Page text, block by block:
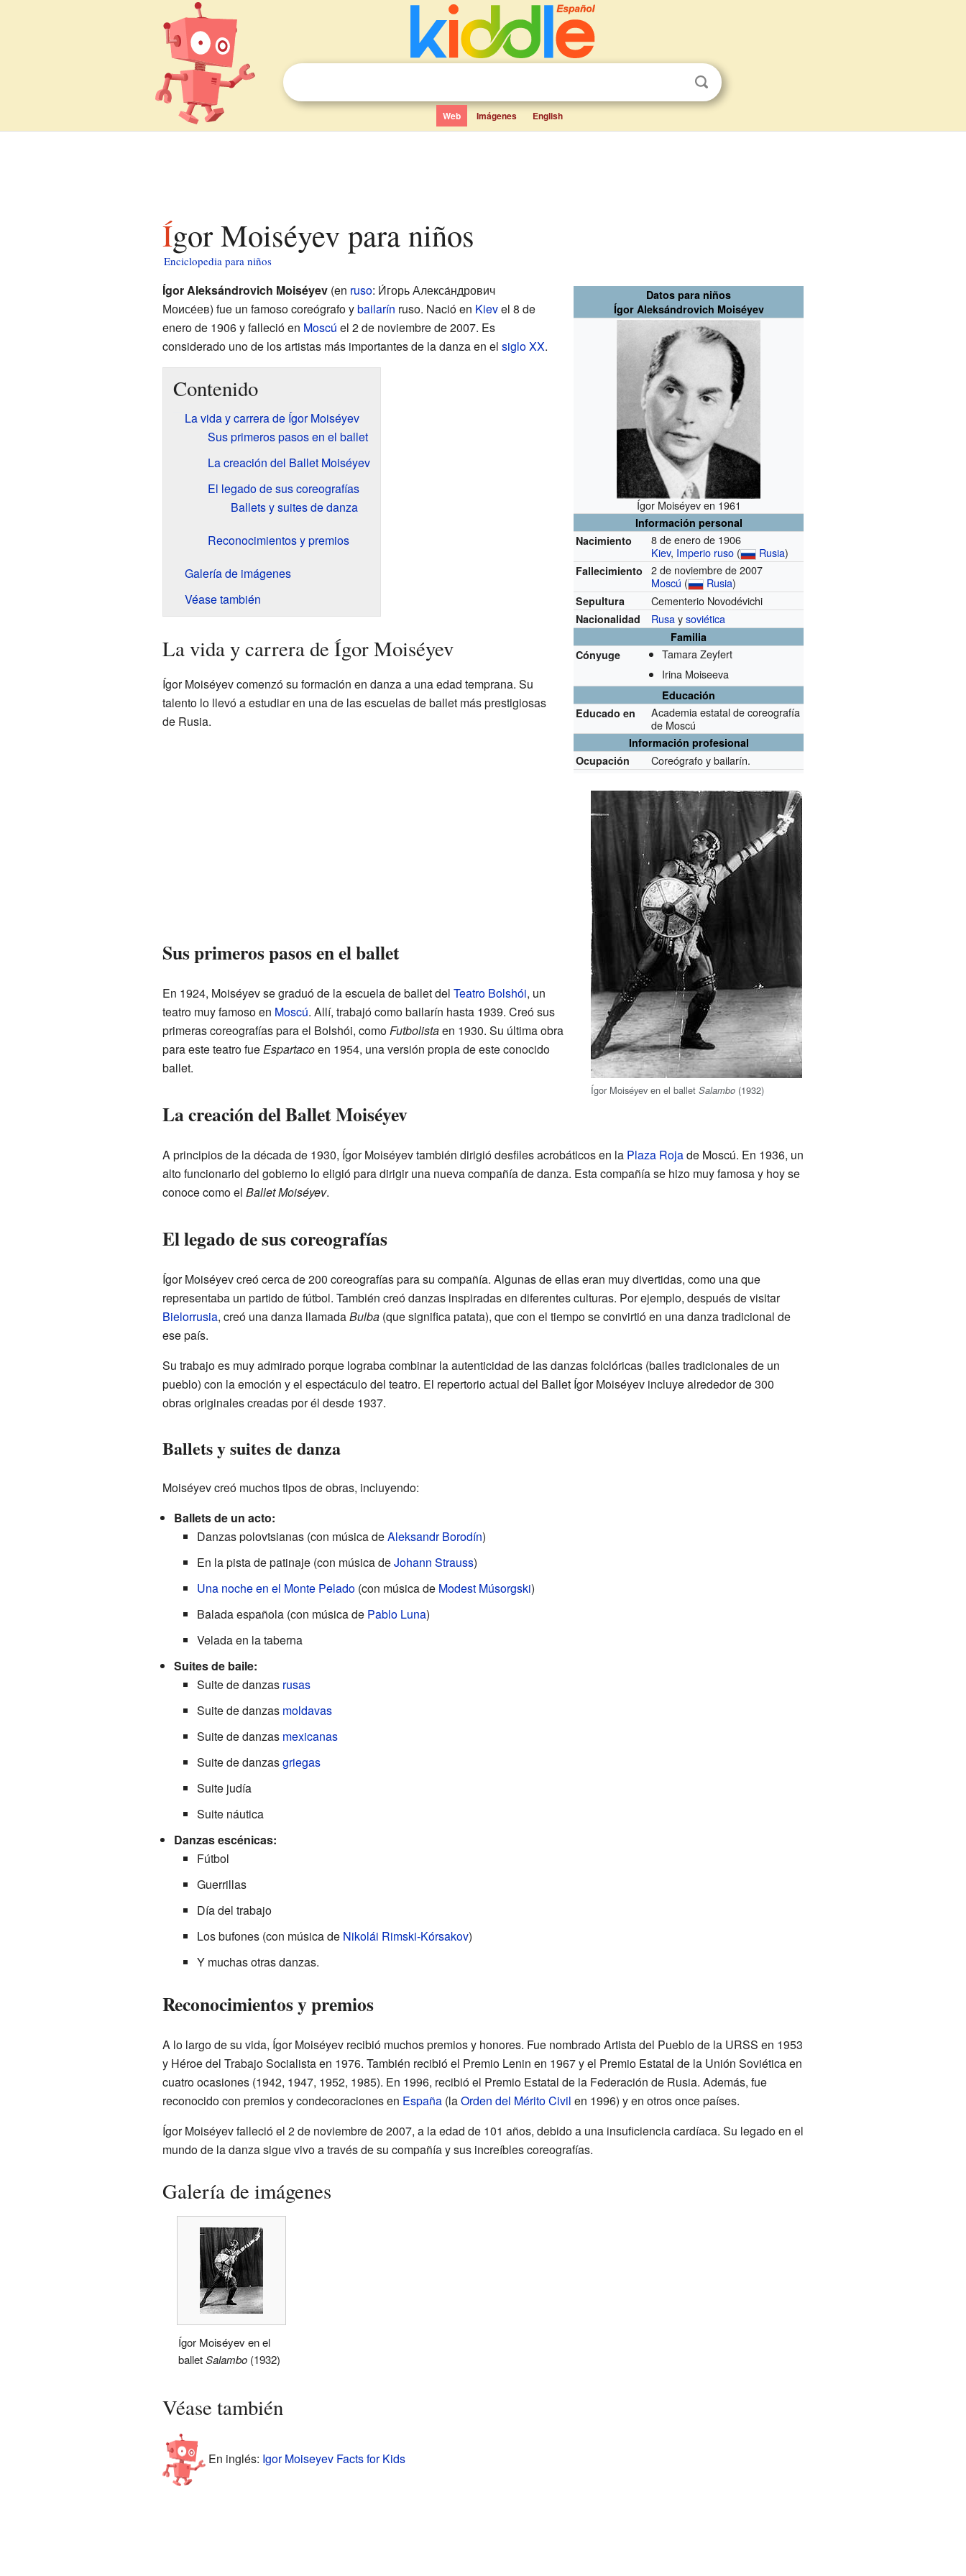
Web Imágenes English
Ígor Moiséyev para niños
Enciclopedia para niños
Datos para niños
Ígor Aleksándrovich Moiséyev
Ígor Moiséyev en 1961
Información personal
Nacimiento
8 de enero de 1906
Kiev, Imperio ruso ( Rusia)
Fallecimiento
2 de noviembre de 2007
Moscú ( Rusia)
Sepultura Cementerio Novodévichi
Nacionalidad Rusaysoviética
Familia
Cónyuge
Tamara Zeyfert
Irina Moiseeva
Educación
Educado en
Academia estatal de coreografía
de Moscú
Información profesional
Ocupación
Coreógrafo y bailarín.
Ígor Moiséyev en el balletSalambo (1932)
Ígor Aleksándrovich Moiséyev(en ruso: И́горь Алекса́ндрович
Моисе́ев) fue un famoso coreógrafo ybailarín ruso. Nació en Kievel 8 de
enero de 1906 y falleció en Moscú el 2 de noviembre de 2007. Es
considerado uno de los artistas más importantes de la danza en el siglo XX.
Contenido
La vida y carrera de Ígor Moiséyev
Sus primeros pasos en el ballet
La creación del Ballet Moiséyev
El legado de sus coreografías
Ballets y suites de danza
Reconocimientos y premios
Galería de imágenes
Véase también
La vida y carrera de Ígor Moiséyev
Ígor Moiséyev comenzó su formación en danza a una edad temprana. Su
talento lo llevó a estudiar en una de las escuelas de ballet más prestigiosas
de Rusia.
Sus primeros pasos en el ballet
En 1924, Moiséyev se graduó de la escuela de ballet del Teatro Bolshói, un
teatro muy famoso en Moscú. Allí, trabajó como bailarín hasta 1939. Creó sus
primeras coreografías para el Bolshói, comoFutbolistaen 1930. Su última obra
para este teatro fueEspartacoen 1954, una versión propia de este conocido
ballet.
La creación del Ballet Moiséyev
A principios de la década de 1930, Ígor Moiséyev también dirigió desfiles acrobáticos en la Plaza Rojade Moscú. En 1936, un
alto funcionario del gobierno lo eligió para dirigir una nueva compañía de danza. Esta compañía se hizo muy famosa y hoy se
conoce como el Ballet Moiséyev.
El legado de sus coreografías
Ígor Moiséyev creó cerca de 200 coreografías para su compañía. Algunas de ellas eran muy divertidas, como una que
representaba un partido de fútbol. También creó danzas inspiradas en diferentes culturas. Por ejemplo, después de visitar
Bielorrusia, creó una danza llamadaBulba(que significa patata), que con el tiempo se convirtió en una danza tradicional de
ese país.
Su trabajo es muy admirado porque lograba combinar la autenticidad de las danzas folclóricas (bailes tradicionales de un
pueblo) con la emoción y el espectáculo del teatro. El repertorio actual del Ballet Ígor Moiséyev incluye alrededor de 300
obras originales creadas por él desde 1937.
Ballets y suites de danza
Moiséyev creó muchos tipos de obras, incluyendo:
Ballets de un acto:
Danzas polovtsianas (con música deAleksandr Borodín)
En la pista de patinaje (con música deJohann Strauss)
Una noche en el Monte Pelado(con música de Modest Músorgski)
Balada española (con música de Pablo Luna)
Velada en la taberna
Suites de baile:
Suite de danzas rusas
Suite de danzas moldavas
Suite de danzas mexicanas
Suite de danzasgriegas
Suite judía
Suite náutica
Danzas escénicas:
Fútbol
Guerrillas
Día del trabajo
Los bufones (con música de Nikolái Rimski-Kórsakov)
Y muchas otras danzas.
Reconocimientos y premios
A lo largo de su vida, Ígor Moiséyev recibió muchos premios y honores. Fue nombrado Artista del Pueblo de la URSS en 1953
y Héroe del Trabajo Socialista en 1976. También recibió el Premio Lenin en 1967 y el Premio Estatal de la Unión Soviética en
cuatro ocasiones (1942, 1947, 1952, 1985). En 1996, recibió el Premio Estatal de la Federación de Rusia. Además, fue
reconocido con premios y condecoraciones en España(laOrden del Mérito Civil en 1996) y en otros once países.
Ígor Moiséyev falleció el 2 de noviembre de 2007, a la edad de 101 años, debido a una insuficiencia cardíaca. Su legado en el
mundo de la danza sigue vivo a través de su compañía y sus increíbles coreografías.
Galería de imágenes
Ígor Moiséyev en el
balletSalambo(1932)
Véase también
En inglés: Igor Moiseyev Facts for Kids